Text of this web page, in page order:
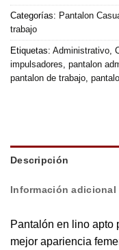
Categorías: Pantalon
trabajo
Etiquetas: Administrativo
impulsadores pantalon
pantalon de trabajo
Descripción
Información adicional
Pantalón en lino apto
mejor apariencia